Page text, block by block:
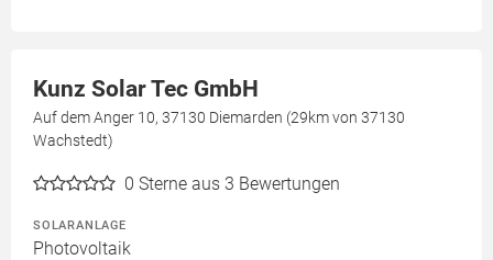
Kunz Solar Tec GmbH
Auf dem Anger 10, 37130 Diemarden (29km von 37130
Wachstedt)
0 Sterne aus 3 Bewertungen
SOLARANLAGE
Photovoltaik